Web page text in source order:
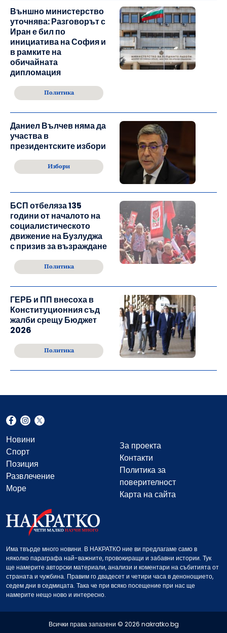
Външно министерство
уточнява: Разговорът с
Иран е бил по
инициатива на София и
в рамките на
обичайната
дипломация
Политика
Даниел Вълчев няма да
участва в
президентските избори
Избори
БСП отбеляза 135
години от началото на
социалистическото
движение на Бузлуджа
с призив за възраждане
Политика
ГЕРБ и ПП внесоха в
Конституционния съд
жалби срещу Бюджет
2026
Политика
Новини
Спорт
Позиция
Развлечение
Море
За проекта
Контакти
Политика за
поверителност
Карта на сайта
Има твърде много новини. В НАКРАТКО ние ви предлагаме само в
няколко параграфа най-важните, провокиращи и забавни истории. Тук
ще намерите авторски материали, анализи и коментари на събитията от
страната и чужбина. Правим го двадесет и четири часа в денонощието,
седем дни в седмицата. Така че при всяко посещение при нас ще
намерите нещо ново и интересно.
Всички права запазени © 2026 nakratko.bg